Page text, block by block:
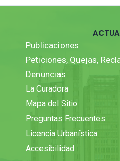
Publicaciones
Peticiones, Quejas,
Denuncias
La Curadora
Mapa del Sitio
Preguntas Frecuentes
Licencia Urbanística
Accesibilidad